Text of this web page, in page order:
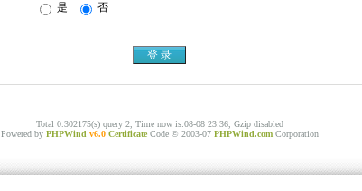
是 否
Total 0.302175(s) query 2, Time now is:08-08 23:36, Gzip disabled
Powered by PHPWind v6.0 Certificate Code © 2003-07 PHPWind.com Corporation